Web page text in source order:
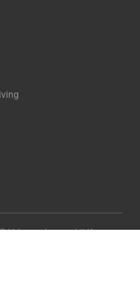
Ingeschreven bij Kamer